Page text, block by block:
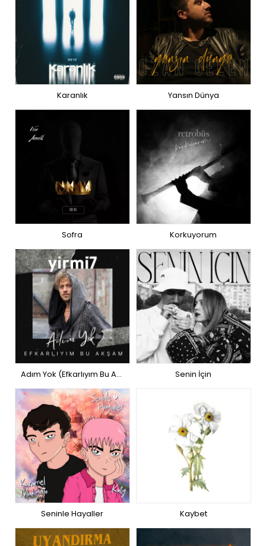
Karanlık Yansın Dünya
Sofra Korkuyorum
Adım Yok (Efkarlıyım Bu Akşam) Senin İçin
Seninle Hayaller Kaybet